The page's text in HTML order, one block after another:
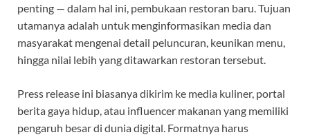
penting — dalam hal ini, pembukaan restoran baru. Tujuan
utamanya adalah untuk menginformasikan media dan
masyarakat mengenai detail peluncuran, keunikan menu,
hingga nilai lebih yang ditawarkan restoran tersebut.
Press release ini biasanya dikirim ke media kuliner, portal
berita gaya hidup, atau influencer makanan yang memiliki
pengaruh besar di dunia digital. Formatnya harus